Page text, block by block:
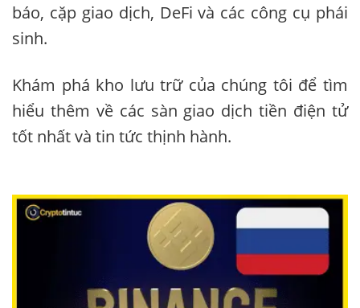
báo, cặp giao dịch, DeFi và các công cụ phái
sinh.
Khám phá kho lưu trữ của chúng tôi để tìm
hiểu thêm về các sàn giao dịch tiền điện tử
tốt nhất và tin tức thịnh hành.